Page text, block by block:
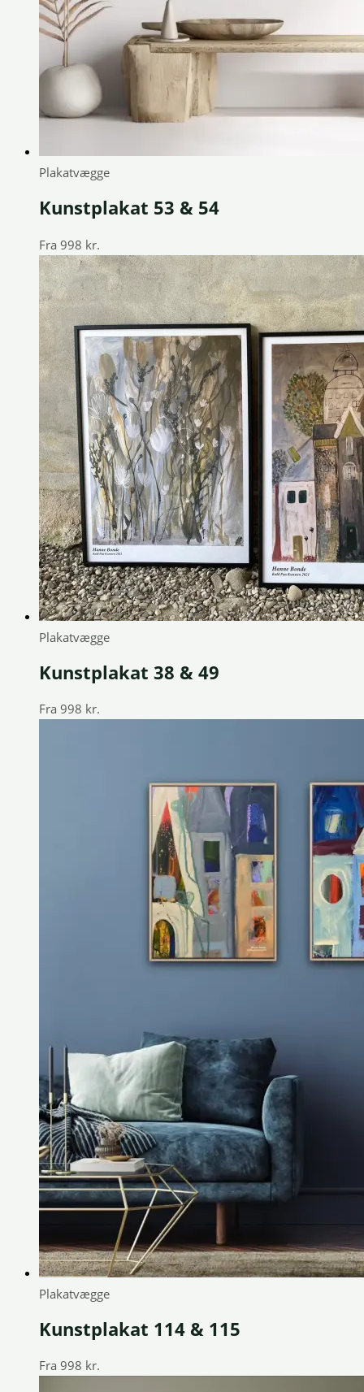
Plakatvægge
Kunstplakat 53 & 54
Fra 998 kr.
Plakatvægge
Kunstplakat 38 & 49
Fra 998 kr.
Plakatvægge
Kunstplakat 114 & 115
Fra 998 kr.